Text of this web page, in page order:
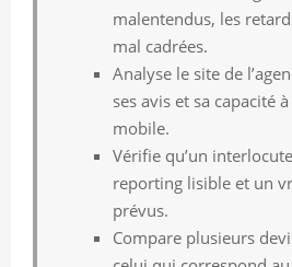
malentendus, les
mal cadrées.
Analyse le site de
ses avis et sa capacité
mobile.
Vérifie qu’un
reporting lisible et un
prévus.
Compare plusieurs